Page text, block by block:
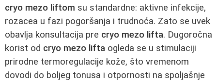
cryo mezo liftom su standardne: aktivne infekcije,
rozacea u fazi pogoršanja i trudnoća. Zato se uvek
obavlja konsultacija pre cryo mezo lifta. Dugoročna
korist od cryo mezo lifta ogleda se u stimulaciji
prirodne termoregulacije kože, što vremenom
dovodi do boljeg tonusa i otpornosti na spoljašnje